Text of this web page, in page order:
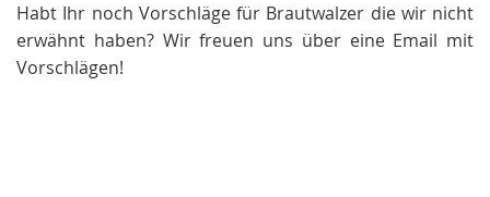
Habt Ihr noch Vorschläge für Brautwalzer die wir nicht
erwähnt haben? Wir freuen uns über eine Email mit
Vorschlägen!